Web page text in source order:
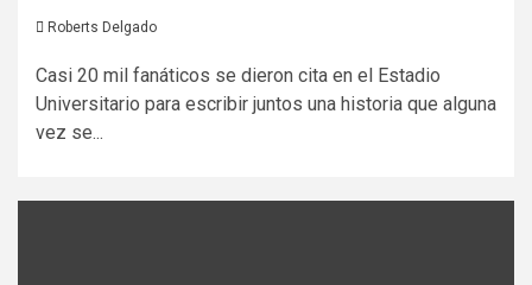
Roberts Delgado
Casi 20 mil fanáticos se dieron cita en el Estadio
Universitario para escribir juntos una historia que alguna
vez se...